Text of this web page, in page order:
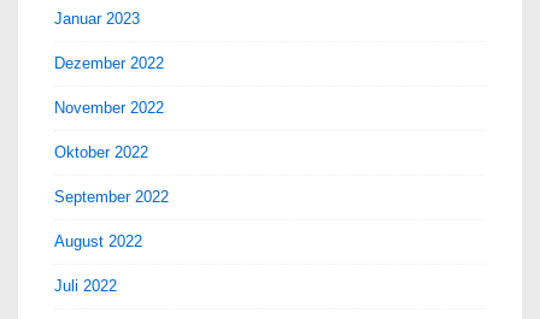
Januar 2023
Dezember 2022
November 2022
Oktober 2022
September 2022
August 2022
Juli 2022